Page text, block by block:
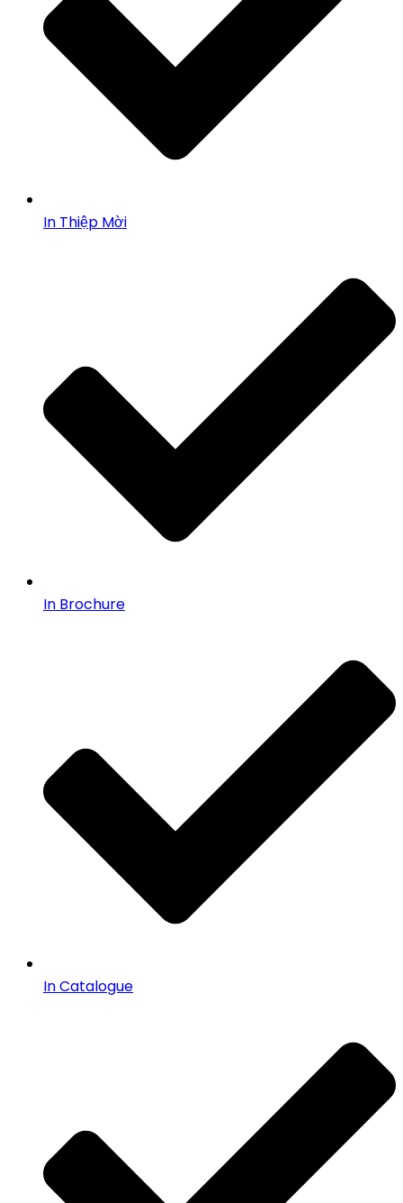
In Thiệp Mời
In Brochure
In Catalogue